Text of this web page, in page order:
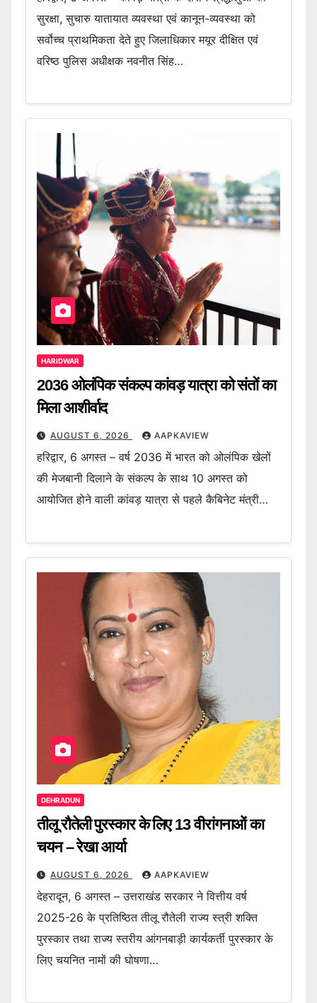
सुरक्षा, सुचारु यातायात व्यवस्था एवं कानून-व्यवस्था को
सर्वोच्च प्राथमिकता देते हुए जिलाधिकार मयूर दीक्षित एवं
वरिष्ठ पुलिस अधीक्षक नवनीत सिंह…
HARIDWAR
2036 ओलंपिक संकल्प कांवड़ यात्रा को संतों का
मिला आशीर्वाद
AUGUST 6, 2026 AAPKAVIEW
हरिद्वार, 6 अगस्त – वर्ष 2036 में भारत को ओलंपिक खेलों
की मेजबानी दिलाने के संकल्प के साथ 10 अगस्त को
आयोजित होने वाली कांवड़ यात्रा से पहले कैबिनेट मंत्री…
DEHRADUN
तीलू रौतेली पुरस्कार के लिए 13 वीरांगनाओं का
चयन – रेखा आर्या
AUGUST 6, 2026 AAPKAVIEW
देहरादून, 6 अगस्त – उत्तराखंड सरकार ने वित्तीय वर्ष
2025-26 के प्रतिष्ठित तीलू रौतेली राज्य स्त्री शक्ति
पुरस्कार तथा राज्य स्तरीय आंगनबाड़ी कार्यकर्ती पुरस्कार के
लिए चयनित नामों की घोषणा…